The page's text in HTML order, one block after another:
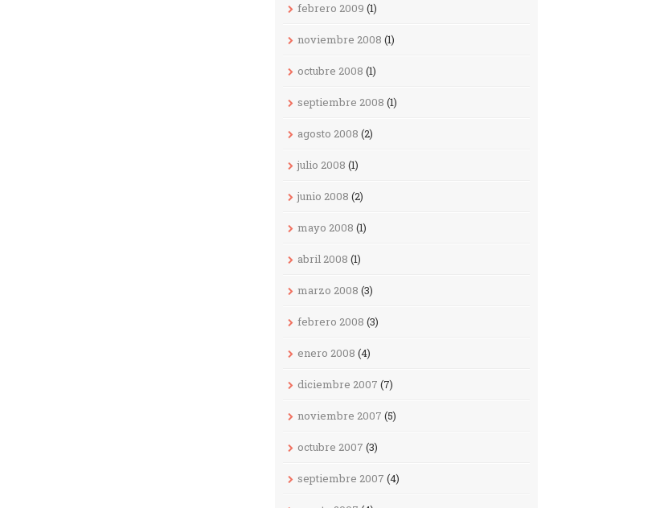
febrero 2009 (1)
noviembre 2008 (1)
octubre 2008 (1)
septiembre 2008 (1)
agosto 2008 (2)
julio 2008 (1)
junio 2008 (2)
mayo 2008 (1)
abril 2008 (1)
marzo 2008 (3)
febrero 2008 (3)
enero 2008 (4)
diciembre 2007 (7)
noviembre 2007 (5)
octubre 2007 (3)
septiembre 2007 (4)